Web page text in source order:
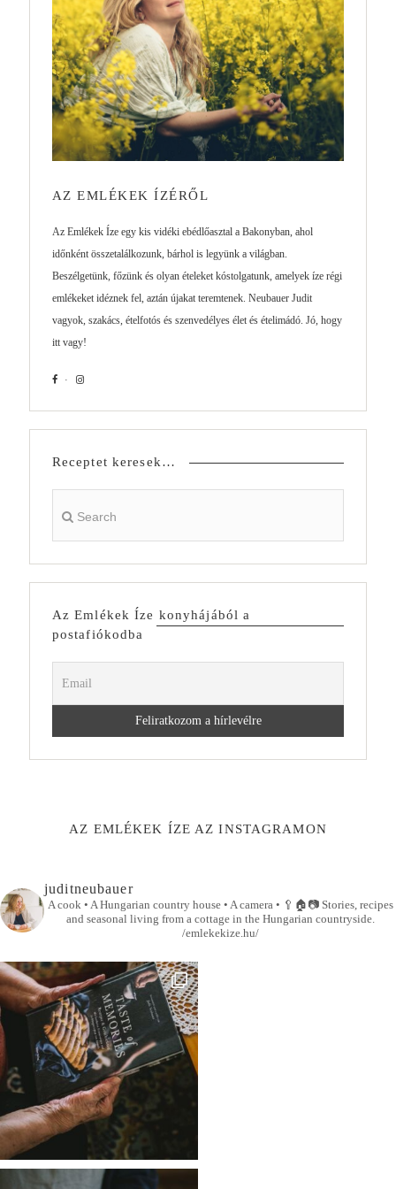
AZ EMLÉKEK ÍZÉRŐL
Az Emlékek Íze egy kis vidéki ebédlőasztal a Bakonyban, ahol
időnként összetalálkozunk, bárhol is legyünk a világban.
Beszélgetünk, főzünk és olyan ételeket kóstolgatunk, amelyek íze régi
emlékeket idéznek fel, aztán újakat teremtenek. Neubauer Judit
vagyok, szakács, ételfotós és szenvedélyes élet és ételimádó. Jó, hogy
itt vagy!
Receptet keresek…
Az Emlékek Íze konyhájából a
postafiókodba
AZ EMLÉKEK ÍZE AZ INSTAGRAMON
juditneubauer
A cook • A Hungarian country house • A camera • 🥄🏠📷Stories, recipes
and seasonal living from a cottage in the Hungarian countryside.
/emlekekize.hu/